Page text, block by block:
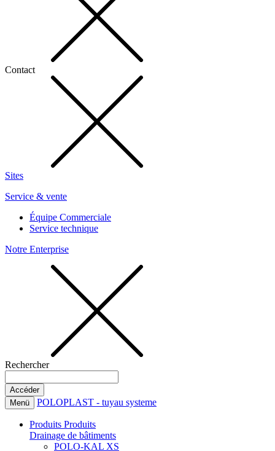
Contact
Sites
Service & vente
Équipe Commerciale
Service technique
Notre Enterprise
Rechercher
Menü POLOPLAST - tuyau systeme
Produits Produits
Drainage de bâtiments
POLO-KAL XS